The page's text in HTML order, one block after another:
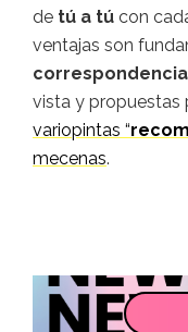
de tú a tú con
ventajas son
vista y propuestas
variopintas “
mecenas.